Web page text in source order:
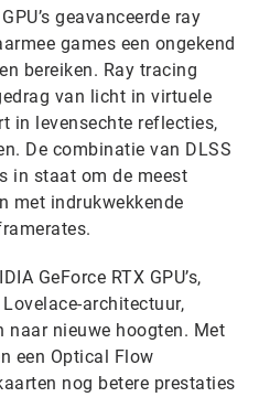
geavanceerde ray
games een ongekend
bereiken. Ray tracing
van licht in virtuele
in levensechte reflecties,
De combinatie van DLSS
in staat om de meest
met indrukwekkende
GeForce RTX GPU’s,
architectuur,
naar nieuwe hoogten. Met
een Optical Flow
nog betere prestaties